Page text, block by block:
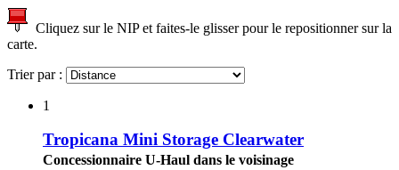
Cliquez sur le NIP et faites-le glisser pour le repositionner sur la
carte.
Trier par :
1
Tropicana Mini Storage Clearwater
Concessionnaire U-Haul dans le voisinage